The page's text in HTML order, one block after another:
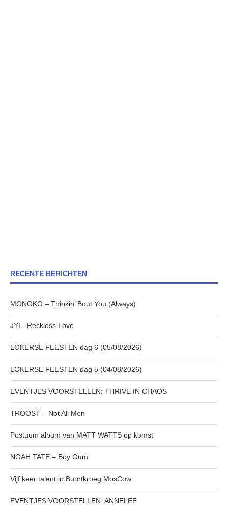
RECENTE BERICHTEN
MONOKO – Thinkin’ Bout You (Always)
JYL- Reckless Love
LOKERSE FEESTEN dag 6 (05/08/2026)
LOKERSE FEESTEN dag 5 (04/08/2026)
EVENTJES VOORSTELLEN: THRIVE IN CHAOS
TROOST – Not All Men
Postuum album van MATT WATTS op komst
NOAH TATE – Boy Gum
Vijf keer talent in Buurtkroeg MosCow
EVENTJES VOORSTELLEN: ANNELEE